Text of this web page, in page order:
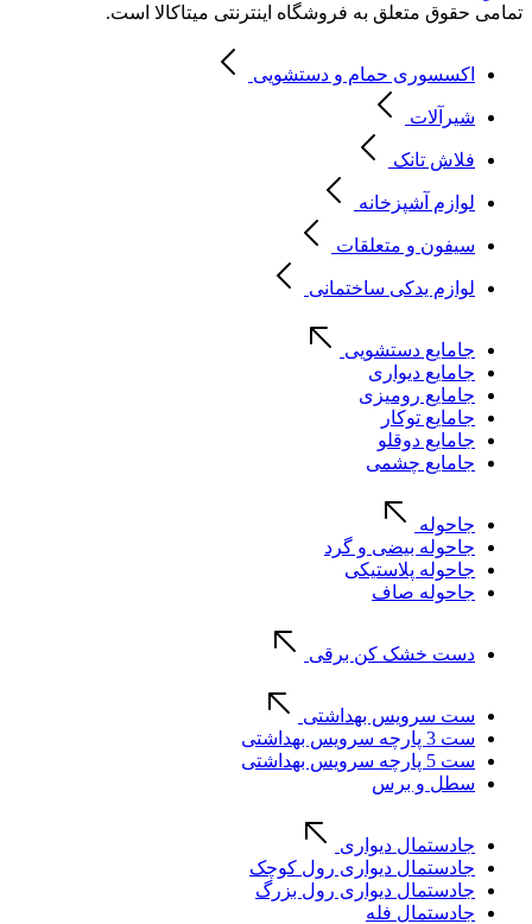
تمامی حقوق متعلق به فروشگاه اینترنتی میتاکالا است.
اکسسوری حمام و دستشویی
شیرآلات
فلاش تانک
لوازم آشپزخانه
سیفون و متعلقات
لوازم یدکی ساختمانی
جامایع دستشویی
جامایع دیواری
جامایع رومیزی
جامایع توکار
جامایع دوقلو
جامایع چشمی
جاحوله
جاحوله بیضی و گرد
جاحوله پلاستیکی
جاحوله صاف
دست خشک کن برقی
ست سرویس بهداشتی
ست 3 پارچه سرویس بهداشتی
ست 5 پارچه سرویس بهداشتی
سطل و برس
جادستمال دیواری
جادستمال دیواری رول کوچک
جادستمال دیواری رول بزرگ
جادستمال فله